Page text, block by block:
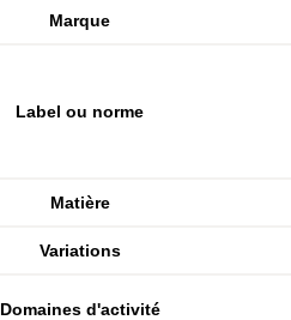
Marque
Label ou norme
Matière
Variations
Domaines d'activité